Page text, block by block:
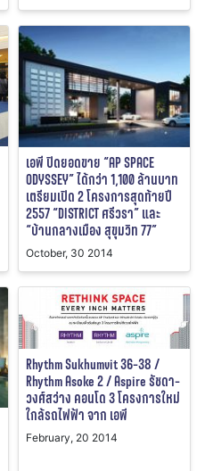
เอพี ปิดยอดขาย “AP SPACE
ODYSSEY” ได้กว่า 1,100 ล้านบาท
เตรียมเปิด 2 โครงการสุดท้ายปี
2557 “DISTRICT ศรีวรา” และ
“บ้านกลางเมือง สุขุมวิท 77”
October, 30 2014
Rhythm Sukhumvit 36-38 /
Rhythm Asoke 2 / Aspire รัชดา-
วงศ์สว่าง คอนโด 3 โครงการใหม่
ใกล้รถไฟฟ้า จาก เอพี
February, 20 2014